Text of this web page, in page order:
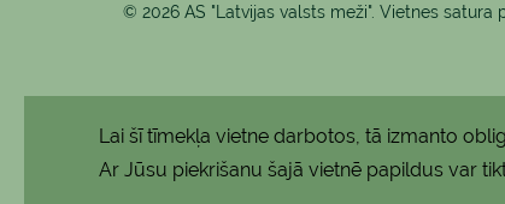
© 2026 AS "Latvijas valsts meži". Vietnes
Lai šī tīmekļa vietne darbotos, tā izmanto
Ar Jūsu piekrišanu šajā vietnē papildus var